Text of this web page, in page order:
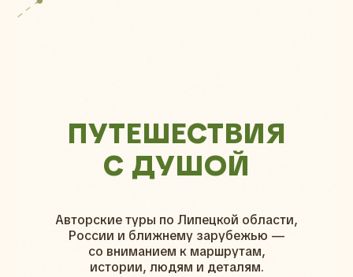
ПУТЕШЕСТВИЯ
С ДУШОЙ
Авторские туры по Липецкой области,
России и ближнему зарубежью —
со вниманием к маршрутам,
истории, людям и деталям.